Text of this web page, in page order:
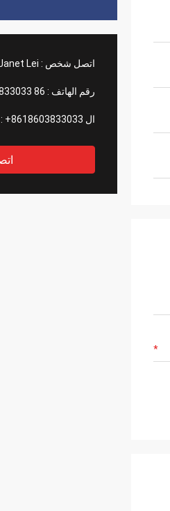
اتصل شخص : Lei
رقم الهاتف : 86 18603833033
ال WhatsApp : +8618603833033